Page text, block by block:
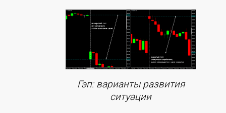
Гэп: варианты развития
ситуации